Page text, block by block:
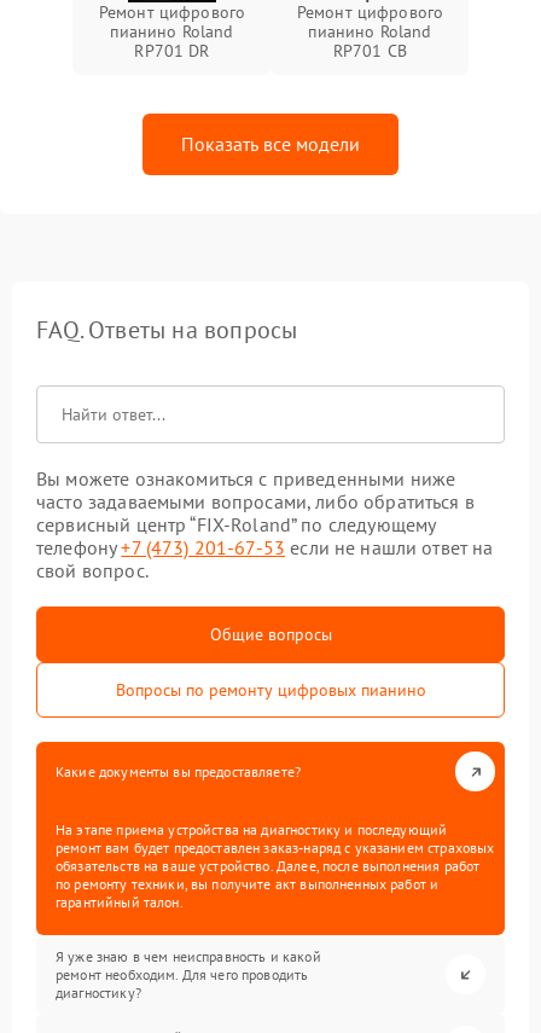
Ремонт цифрового
пианино Roland
RP701 DR
Ремонт цифрового
пианино Roland
RP701 CB
Показать все модели
FAQ. Ответы на вопросы
Вы можете ознакомиться с приведенными ниже
часто задаваемыми вопросами, либо обратиться в
сервисный центр “FIX-Roland” по следующему
телефону+7 (473) 201-67-53 если не нашли ответ на
свой вопрос.
Общие вопросы
Вопросы по ремонту цифровых пианино
Какие документы вы предоставляете?
На этапе приема устройства на диагностику и последующий
ремонт вам будет предоставлен заказ-наряд с указанием страховых
обязательств на ваше устройство. Далее, после выполнения работ
по ремонту техники, вы получите акт выполненных работ и
гарантийный талон.
Я уже знаю в чем неисправность и какой
ремонт необходим. Для чего проводить
диагностику?